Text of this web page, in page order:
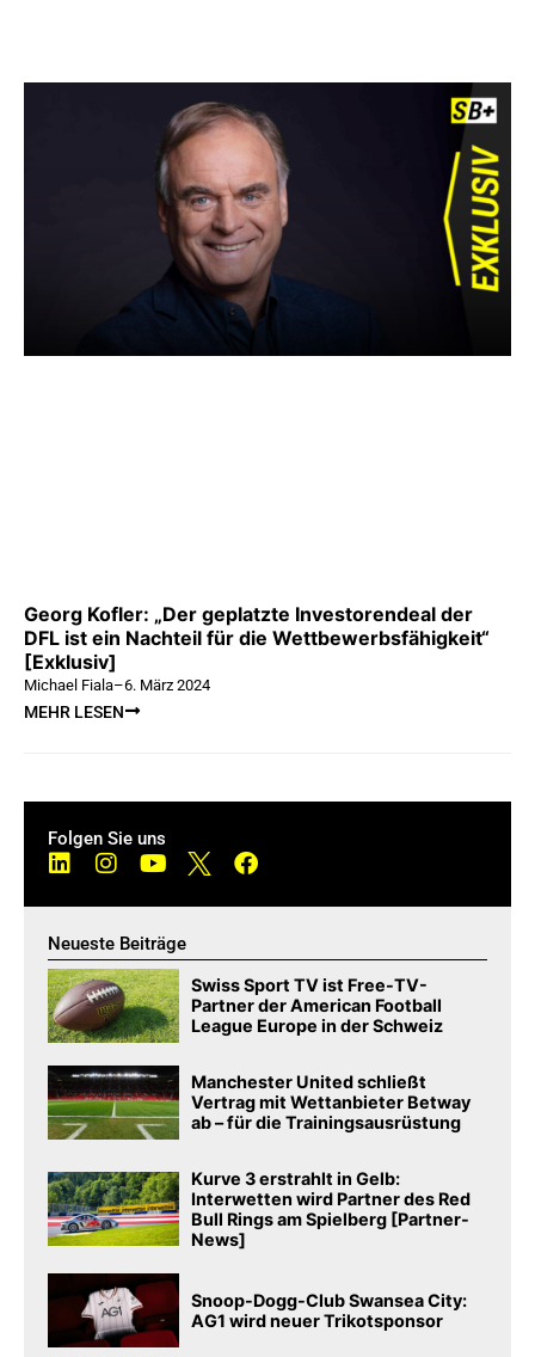
Georg Kofler: „Der geplatzte Investorendeal der
DFL ist ein Nachteil für die Wettbewerbsfähigkeit“
[Exklusiv]
Michael Fiala–6. März 2024
MEHR LESEN
Folgen Sie uns
Neueste Beiträge
Swiss Sport TV ist Free-TV-
Partner der American Football
League Europe in der Schweiz
Manchester United schließt
Vertrag mit Wettanbieter Betway
ab – für die Trainingsausrüstung
Kurve 3 erstrahlt in Gelb:
Interwetten wird Partner des Red
Bull Rings am Spielberg [Partner-
News]
Snoop-Dogg-Club Swansea City:
AG1 wird neuer Trikotsponsor